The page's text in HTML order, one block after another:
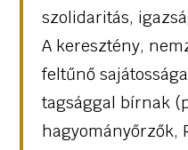
szolidaritás,
A keresztény,
feltűnő
tagsággal bírnak
hagyományőrzők,